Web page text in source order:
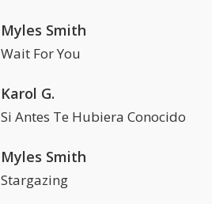
Myles Smith
Wait For You
Karol G.
Si Antes Te Hubiera Conocido
Myles Smith
Stargazing